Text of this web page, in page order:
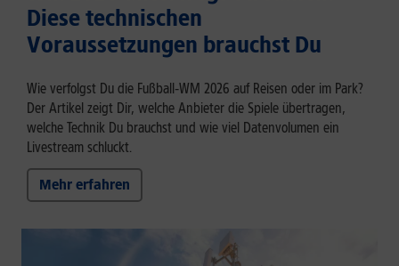
Diese technischen
Voraussetzungen brauchst Du
Wie verfolgst Du die Fußball‑WM 2026 auf Reisen oder im Park?
Der Artikel zeigt Dir, welche Anbieter die Spiele übertragen,
welche Technik Du brauchst und wie viel Datenvolumen ein
Livestream schluckt.
Mehr erfahren